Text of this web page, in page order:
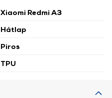
Xiaomi Redmi A3
Hátlap
Piros
TPU